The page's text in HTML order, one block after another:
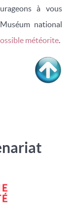
à vous
national
météorite.